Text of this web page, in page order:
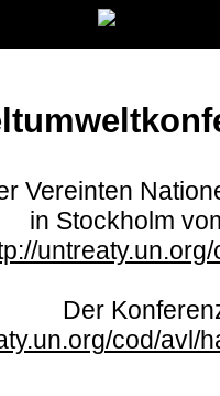
Vereinten
in Stockholm
Der
cod/avl/